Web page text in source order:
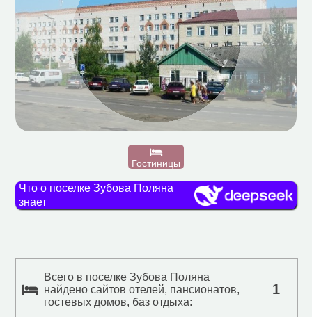
Гостиницы
Что о поселке Зубова Поляна
знает
Всего в поселке Зубова Поляна
найдено сайтов отелей, пансионатов,
гостевых домов, баз отдыха:
1